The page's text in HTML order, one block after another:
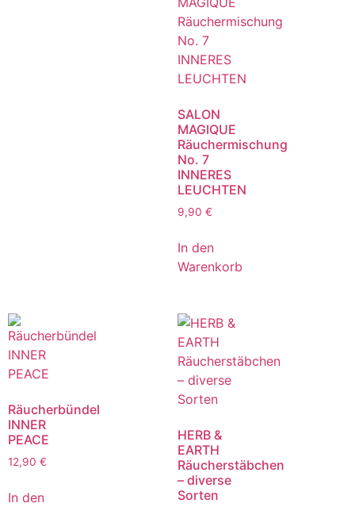
SALON
MAGIQUE
Räuchermischung
No. 7
INNERES
LEUCHTEN
9,90 €
In den
Warenkorb
Räucherbündel
INNER
PEACE
12,90 €
In den
HERB &
EARTH
Räucherstäbchen
– diverse
Sorten